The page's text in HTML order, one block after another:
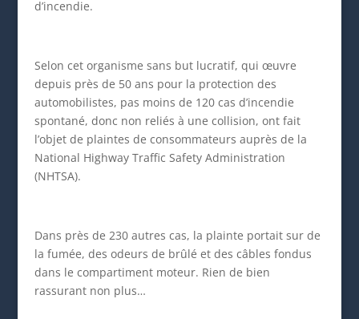
d’incendie.
Selon cet organisme sans but lucratif, qui œuvre
depuis près de 50 ans pour la protection des
automobilistes, pas moins de 120 cas d’incendie
spontané, donc non reliés à une collision, ont fait
l’objet de plaintes de consommateurs auprès de la
National Highway Traffic Safety Administration
(NHTSA).
Dans près de 230 autres cas, la plainte portait sur de
la fumée, des odeurs de brûlé et des câbles fondus
dans le compartiment moteur. Rien de bien
rassurant non plus…